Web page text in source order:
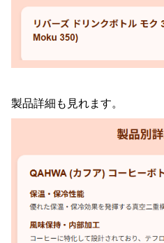
製品詳細も見れます。